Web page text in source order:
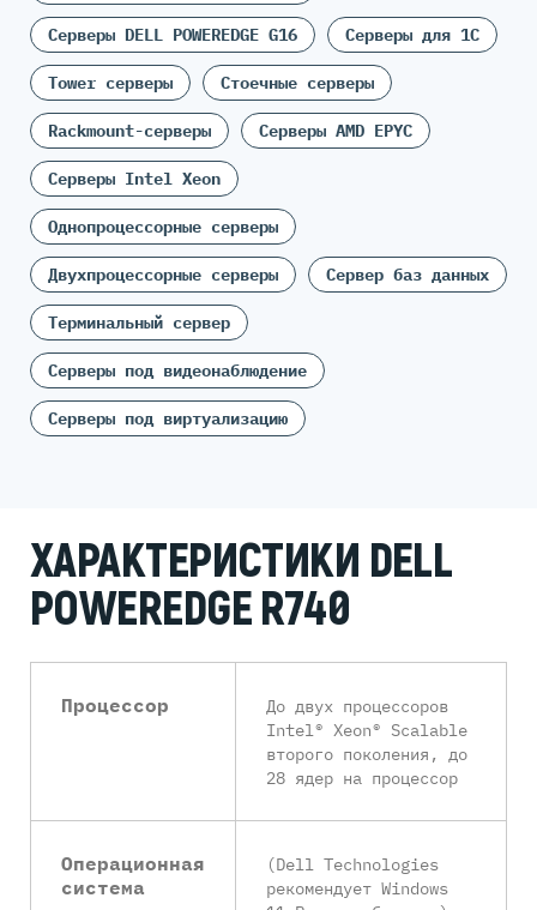
Серверы DELL POWEREDGE G16 Серверы для 1С
Tower серверы Стоечные серверы
Rackmount-серверы Серверы AMD EPYC
Серверы Intel Xeon
Однопроцессорные серверы
Двухпроцессорные серверы Сервер баз данных
Терминальный сервер
Серверы под видеонаблюдение
Серверы под виртуализацию
ХАРАКТЕРИСТИКИ DELL
POWEREDGE R740
Процессор
До двух процессоров
Intel® Xeon® Scalable
второго поколения, до
28 ядер на процессор
Операционная
система
(Dell Technologies
рекомендует Windows